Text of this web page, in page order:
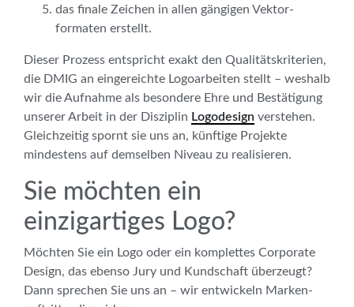
das finale Zeichen in allen gängigen Vektor­
formaten erstellt.
Dieser Prozess entspricht exakt den Qualitäts­kriterien,
die DMIG an eingereichte Logoarbeiten stellt – weshalb
wir die Aufnahme als besondere Ehre und Bestätigung
unserer Arbeit in der Disziplin Logodesign verstehen.
Gleichzeitig spornt sie uns an, künftige Projekte
mindestens auf demselben Niveau zu realisieren.
Sie möchten ein
einzigartiges Logo?
Möchten Sie ein Logo oder ein komplettes Corporate
Design, das ebenso Jury und Kundschaft überzeugt?
Dann sprechen Sie uns an – wir entwickeln Marken­